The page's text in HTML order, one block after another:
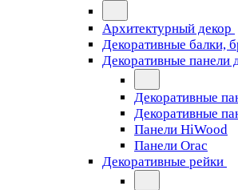
Архитектурный декор
Декоративные балки,
Декоративные панели
Декоративные
Декоративные
Панели HiWood
Панели Orac
Декоративные рейки